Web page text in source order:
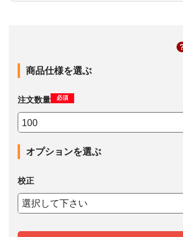
商品仕様を選ぶ
注文数量 必須
オプションを選ぶ
校正